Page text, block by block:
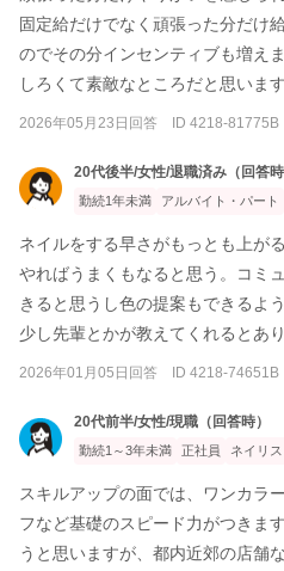
固定給だけでなく頑張った分だけ
のでその分インセンティブも増え
しろくて素敵なところだと思います
2026年05月23日回答 ID 4218-81775B
20代後半/女性/退職済み（回答時
勤続1年未満 アルバイト・パート
ネイルをする早さがもっとも上が
やればうまくもなると思う。コミ
きると思うし色の提案もできるよ
少し先輩とかが教えてくれるとあ
2026年01月05日回答 ID 4218-74651B
20代前半/女性/現職（回答時）
勤続1～3年未満
正社員 ネイリス
スキルアップの面では、ワンカラ
フなど基礎のスピード力がつきま
うと思いますが、都内近郊の店舗